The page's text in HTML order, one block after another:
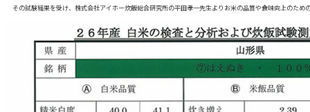
その試験結果を受け、株式会社アイホー炊飯総合研究所の平田孝一先生よりお米の品質や食味向上のため